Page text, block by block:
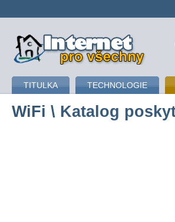
připojení k internetu
TITULKA TECHNOLOGIE
WiFi \ Katalog